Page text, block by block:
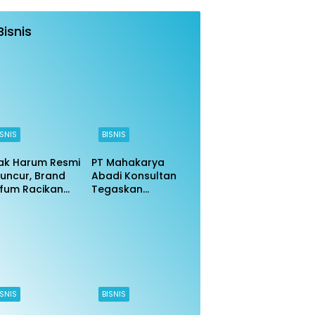
Harum Resmi
Brand
Racikan
BISNIS
PT Mahakarya
Abadi Konsultan
Tegaskan
BISNIS